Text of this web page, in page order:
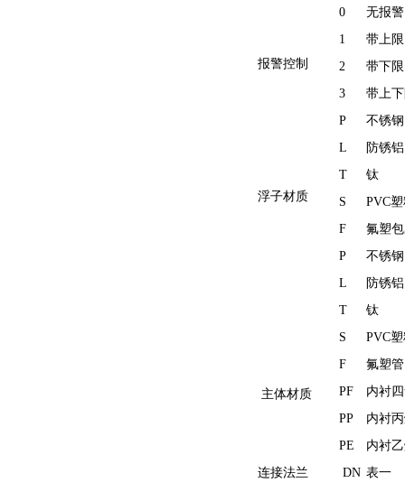
报警控制
0
无报警
1
带上限
2
带下限
3
带上
浮子材质
P
不锈钢
L
防锈铝
T
钛
S
PVC
F
氟塑
主体材质
P
不锈钢
L
防锈铝
T
钛
S
PVC
F
氟塑管
PF
内衬
PP
内衬
PE
内衬
连接法兰
DN 表一